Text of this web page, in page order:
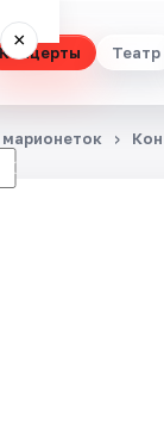
Концерты Театр
×
☾